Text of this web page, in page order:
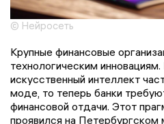
© Нейросеть
Крупные финансовые
технологическим
искусственный интеллект
моде, то теперь банки
финансовой отдачи. Этот
проявился на